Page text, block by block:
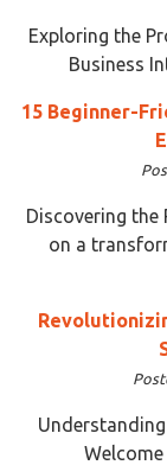
Exploring the
Business
15 Beginner-
Discovering the
on a